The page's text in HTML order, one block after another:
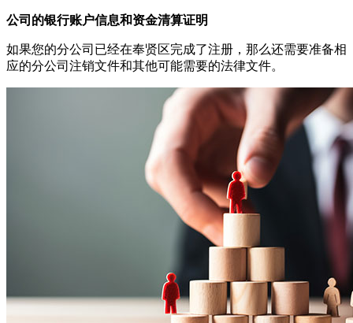
公司的银行账户信息和资金清算证明
如果您的分公司已经在奉贤区完成了注册，那么还需要准备相
应的分公司注销文件和其他可能需要的法律文件。